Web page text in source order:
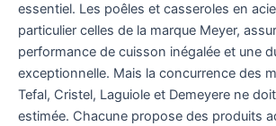
essentiel. Les poêles et casseroles en
particulier celles de la marque Meyer,
performance de cuisson inégalée et une
exceptionnelle. Mais la concurrence des
Tefal, Cristel, Laguiole et Demeyere ne
estimée. Chacune propose des produits